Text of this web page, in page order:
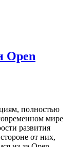
Open
полностью
мире
развития
от них,